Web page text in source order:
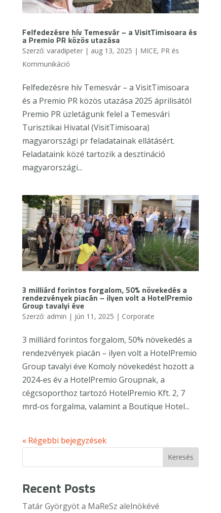
Felfedezésre hív Temesvár – a VisitTimisoara és
a Premio PR közös utazása
Szerző: varadipeter| aug 13, 2025 | MICE, PR és
Kommunikáció
Felfedezésre hív Temesvár – a VisitTimisoara
és a Premio PR közös utazása 2025 áprilisától
Premio PR üzletágunk felel a Temesvári
Turisztikai Hivatal (VisitTimisoara)
magyarországi pr feladatainak ellátásért.
Feladataink közé tartozik a desztináció
magyarországi...
3 milliárd forintos forgalom, 50% növekedés a
rendezvények piacán – ilyen volt a HotelPremio
Group tavalyi éve
Szerző: admin | jún 11, 2025 | Corporate
3 milliárd forintos forgalom, 50% növekedés a
rendezvények piacán – ilyen volt a HotelPremio
Group tavalyi éve Komoly növekedést hozott a
2024-es év a HotelPremio Groupnak, a
cégcsoporthoz tartozó HotelPremio Kft. 2, 7
mrd-os forgalma, valamint a Boutique Hotel...
« Régebbi bejegyzések
Keresés
Recent Posts
Tatár Györgyöt a MaReSz alelnökévé